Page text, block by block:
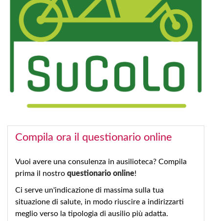
Compila ora il questionario online
Vuoi avere una consulenza in ausilioteca? Compila
prima il nostro questionario online!
Ci serve un'indicazione di massima sulla tua
situazione di salute, in modo riuscire a indirizzarti
meglio verso la tipologia di ausilio più adatta.